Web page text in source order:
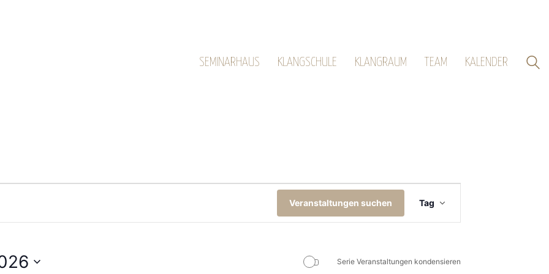
SEMINARHAUS KLANGSCHULE KLANGRAUM TEAM KALENDER
Veranstaltungen suchen
Ansichten-
Tag
Serie Veranstaltungen kondensieren